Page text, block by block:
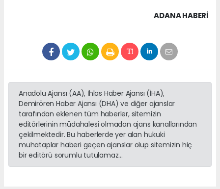
ADANA HABERİ
Anadolu Ajansı (AA), İhlas Haber Ajansı (İHA),
Demirören Haber Ajansı (DHA) ve diğer ajanslar
tarafından eklenen tüm haberler, sitemizin
editörlerinin müdahalesi olmadan ajans kanallarından
çekilmektedir. Bu haberlerde yer alan hukuki
muhataplar haberi geçen ajanslar olup sitemizin hiç
bir editörü sorumlu tutulamaz...